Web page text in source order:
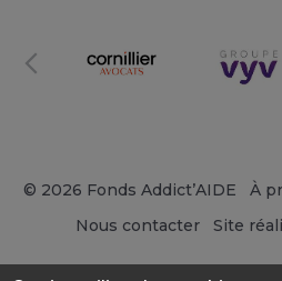
© 2026 Fonds Addict’AIDE À
Nous contacter
Site